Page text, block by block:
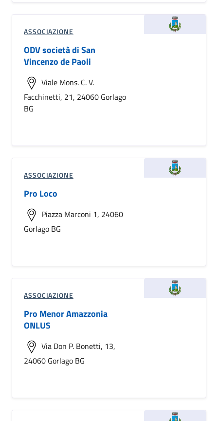
ASSOCIAZIONE
ODV società di San
Vincenzo de Paoli
Viale Mons. C. V.
Facchinetti, 21, 24060 Gorlago
BG
ASSOCIAZIONE
Pro Loco
Piazza Marconi 1, 24060
Gorlago BG
ASSOCIAZIONE
Pro Menor Amazzonia
ONLUS
Via Don P. Bonetti, 13,
24060 Gorlago BG